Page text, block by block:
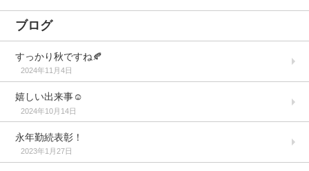
ブログ
すっかり秋ですね🍂
2024年11月4日
嬉しい出来事☺️
2024年10月14日
永年勤続表彰！
2023年1月27日